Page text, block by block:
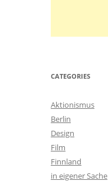
CATEGORIES
Aktionismus
Berlin
Design
Film
Finnland
in eigener Sache